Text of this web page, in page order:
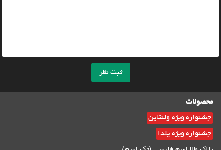
ثبت نظر
محصولات
جشنواره ویژه ولنتاین
جشنواره ویژه یلدا